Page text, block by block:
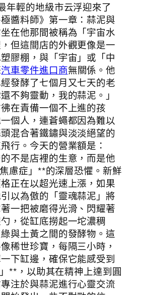
年輕的地級市云浮迎來了
極醬料師》第一章：蒜泥與
在他那間被稱為「宇宙水
但這間店的外觀更像是一
膠棚，與「宇宙」或「中
汽車零件進口商無關係。他
發酵了七個月又七天的老
不夠靈動，我的蒜泥。」
在責備一個不上進的孩
個人，連蒼蠅都因為難以
混合著鐵鏽與淡淡絕望的
行。今天的營業額是：
不是店裡的生意，而是他
慮症」**的深層恐懼。新鮮
正在以超光速上漲，如果
以為傲的「靈魂蒜泥」將
一把被磨得光滑、閃耀著
，從缸底撈起一坨濃稠
與土黃之間的發酵物。這
稀世珍寶，每隔三小時，
下缸邊，確保它能感受到
**，以助其在精神上達到圓
注於與蒜泥進行心靈交流